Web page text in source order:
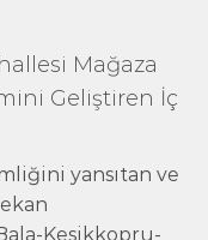
Mağaza
Geliştiren İç
yansıtan ve
Kesikkopru-